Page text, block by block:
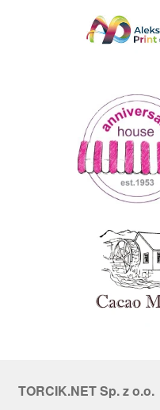
TORCIK.NET Sp. z o.o.